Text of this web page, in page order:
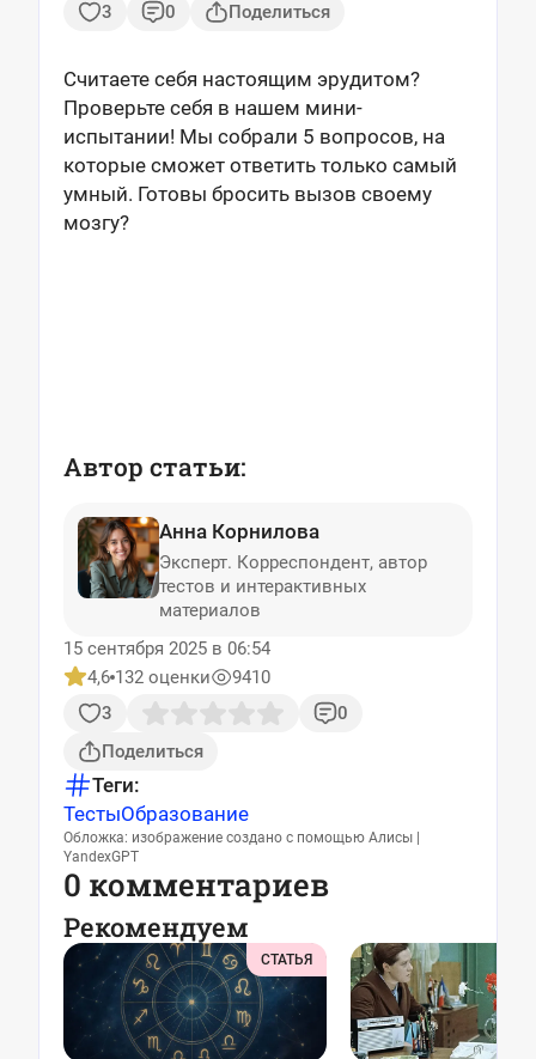
3
0 Поделиться
Считаете себя настоящим эрудитом?
Проверьте себя в нашем мини-
испытании! Мы собрали 5 вопросов, на
которые сможет ответить только самый
умный. Готовы бросить вызов своему
мозгу?
Автор статьи:
Анна Корнилова
Эксперт. Корреспондент, автор
тестов и интерактивных
материалов
15 сентября 2025 в 06:54
4,6 132 оценки
9410
3
0
Поделиться
Теги:
ТестыОбразование
Обложка: изображение создано с помощью Алисы |
YandexGPT
0 комментариев
Рекомендуем
СТАТЬЯ